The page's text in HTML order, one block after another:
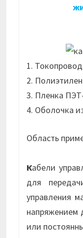
1.
2.
3. Пленка
4. Оболочка
Область
Кабели
для
управления
напряжением
или